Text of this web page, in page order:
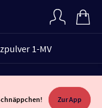
1-MV
Zur App